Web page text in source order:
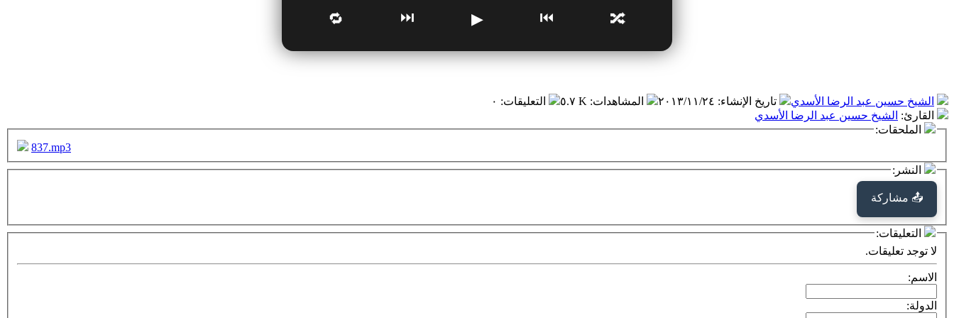
🔀
⏮
▶
⏭
🔁
الشيخ حسين عبد الرضا الأسدي تاريخ الإنشاء: ٢٠١٣/١١/٢٤ المشاهدات: ٥.٧ K التعليقات: ٠
القارئ: الشيخ حسين عبد الرضا الأسدي
الملحقات:
837.mp3
النشر:
📤 مشاركة
التعليقات:
لا توجد تعليقات.
الاسم:
الدولة: